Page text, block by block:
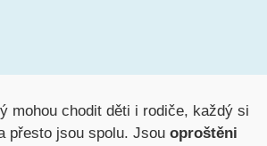
mohou chodit děti i rodiče, každý si
přesto jsou spolu. Jsouoproštěni